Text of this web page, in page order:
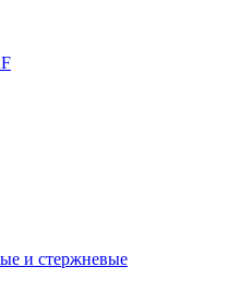
и стержневые